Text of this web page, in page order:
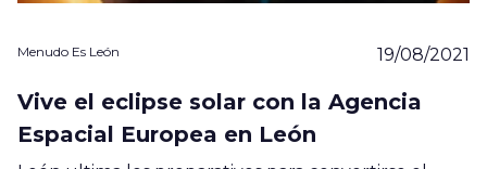
Menudo Es León 19/08/2021
Vive el eclipse solar con la Agencia
Espacial Europea en León